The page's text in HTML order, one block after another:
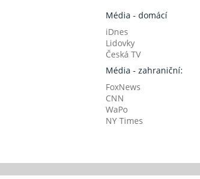
Média - domácí
iDnes
Lidovky
Česká TV
Média - zahraniční:
FoxNews
CNN
WaPo
NY Times